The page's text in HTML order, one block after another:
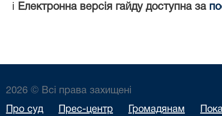
ℹ️ Електронна версія гайду доступна за
2026 © Всі права захищені
Про суд Прес-центр Громадянам